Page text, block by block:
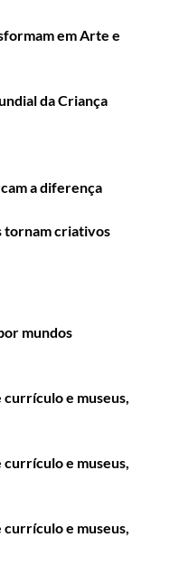
em Arte e
da Criança
a diferença
tornam criativos
mundos
currículo e museus,
currículo e museus,
currículo e museus,